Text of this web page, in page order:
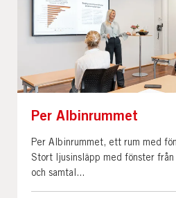
Per Albinrummet
Per Albinrummet, ett rum med
Stort ljusinsläpp med fönster
och samtal...